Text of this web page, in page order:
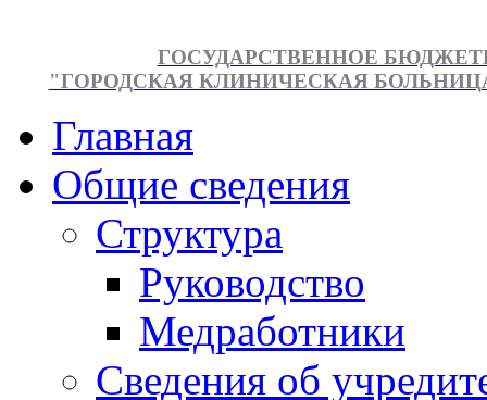
ГОСУДАРСТВЕННОЕ
"ГОРОДСКАЯ КЛИНИЧЕСКАЯ
Главная
Общие сведения
Структура
Руководство
Медработники
Сведения об